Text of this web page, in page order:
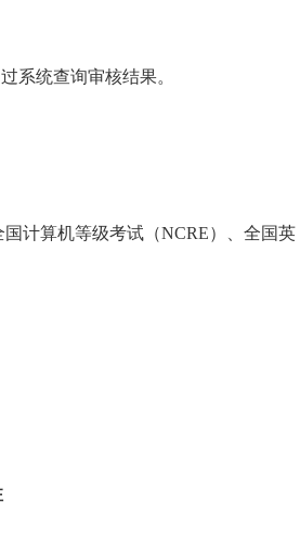
系统查询审核结果。
计算机等级考试（NCRE）、全国英